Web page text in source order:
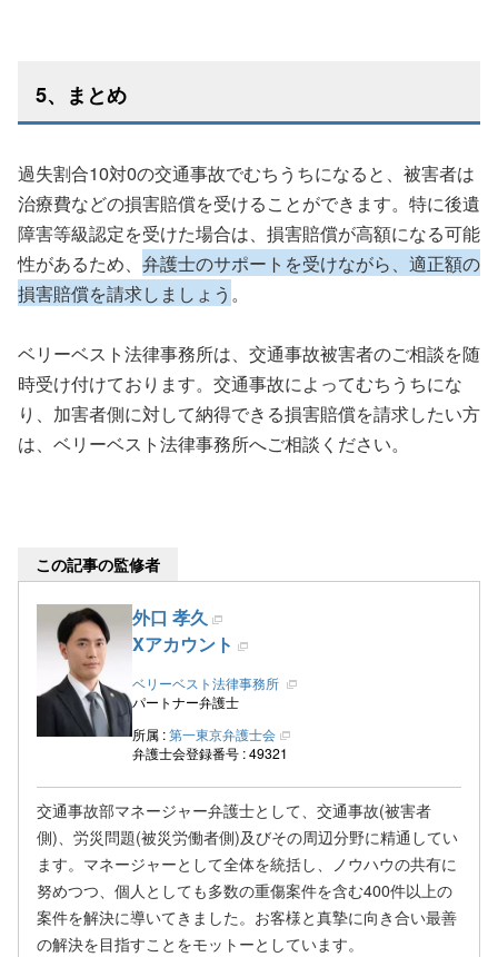
5、まとめ
過失割合10対0の交通事故でむちうちになると、被害者は
治療費などの損害賠償を受けることができます。特に後遺
障害等級認定を受けた場合は、損害賠償が高額になる可能
性があるため、 弁護士のサポートを受けながら、適正額の
損害賠償を請求しましょう 。
ベリーベスト法律事務所は、交通事故被害者のご相談を随
時受け付けております。交通事故によってむちうちにな
り、加害者側に対して納得できる損害賠償を請求したい方
は、ベリーベスト法律事務所へご相談ください。
この記事の監修者
外口 孝久
Xアカウント
ベリーベスト法律事務所
パートナー弁護士
所属 :第一東京弁護士会
弁護士会登録番号 : 49321
交通事故部マネージャー弁護士として、交通事故(被害者
側)、労災問題(被災労働者側)及びその周辺分野に精通してい
ます。マネージャーとして全体を統括し、ノウハウの共有に
努めつつ、個人としても多数の重傷案件を含む400件以上の
案件を解決に導いてきました。お客様と真摯に向き合い最善
の解決を目指すことをモットーとしています。